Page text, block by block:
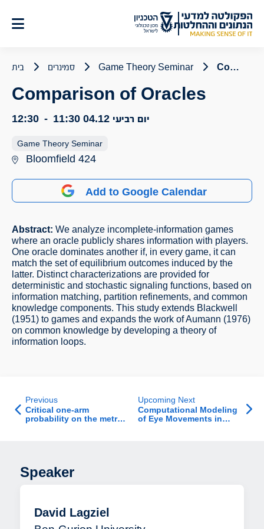
לתוכן
בית סמינרים Game Theory Seminar Comparison of Oracles
Comparison of Oracles
יום רביעי 04.12 11:30
-
12:30
Game Theory Seminar
Bloomfield 424
Add to Google Calendar
Abstract: We analyze incomplete-information games
where an oracle publicly shares information with players.
One oracle dominates another if, in every game, it can
match the set of equilibrium outcomes induced by the
latter. Distinct characterizations are provided for
deterministic and stochastic signaling functions, based on
information matching, partition refinements, and common
knowledge components. This study extends Blackwell
(1951) to games and expands the work of Aumann (1976)
on common knowledge by developing a theory of
information loops.
Previous
Critical one-arm
probability on the metric
Upcoming Next
Computational Modeling
of Eye Movements in
Speaker
David Lagziel